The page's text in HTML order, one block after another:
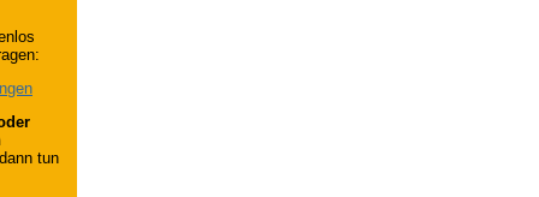
tun